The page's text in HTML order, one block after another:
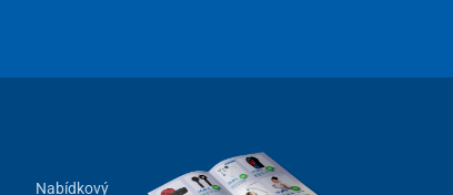
Nabídkový